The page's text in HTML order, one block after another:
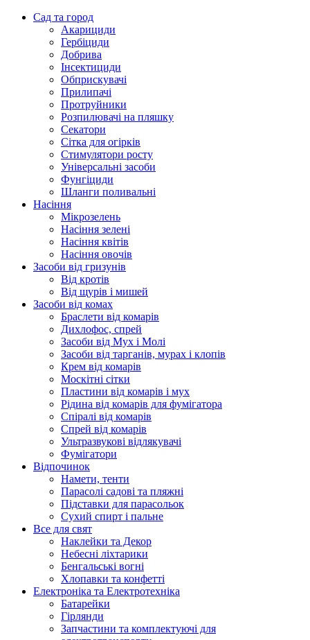
Сад та город
Акарициди
Гербіциди
Добрива
Інсектициди
Обприскувачі
Прилипачі
Протруйники
Розпилювачі на пляшку
Секатори
Сітка для огірків
Стимулятори росту
Універсальні засоби
Фунгіциди
Шланги поливальні
Насіння
Мікрозелень
Насіння зелені
Насіння квітів
Насіння овочів
Засоби від гризунів
Від кротів
Від щурів і мишей
Засоби від комах
Браслети від комарів
Дихлофос, спрей
Засоби від Мух і Молі
Засоби від тарганів, мурах і клопів
Крем від комарів
Москітні сітки
Пластини від комарів і мух
Рідина від комарів для фумігатора
Спіралі від комарів
Спрей від комарів
Ультразвукові відлякувачі
Фумігатори
Відпочинок
Намети, тенти
Парасолі садові та пляжні
Підставки для парасольок
Сухий спирт і пальне
Все для свят
Наклейки та Декор
Небесні ліхтарики
Бенгальські вогні
Хлопавки та конфетті
Електроніка та Електротехніка
Батарейки
Гірлянди
Запчастини та комплектуючі для